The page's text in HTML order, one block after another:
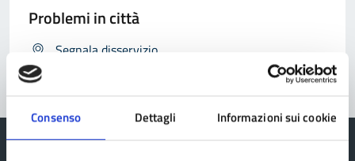
Consenso Dettagli Informazioni sui cookie
Problemi in città
Segnala disservizio